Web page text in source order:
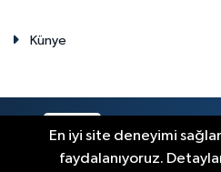
Künye
En iyi site deneyimi
faydalanıyoruz.